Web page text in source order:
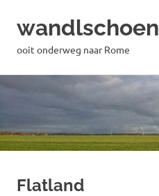
springen
wandlschoen
ooit onderweg naar Rome
Flatland